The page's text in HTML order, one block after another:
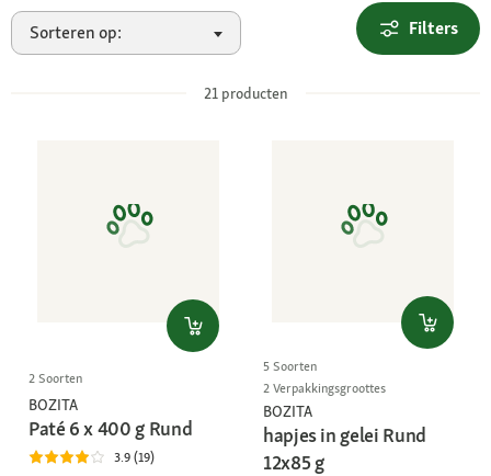
Sorteren op: Filters
21producten
2 Soorten
BOZITA
Paté 6 x 400 g Rund
3.9 (19)
5 Soorten
2 Verpakkingsgroottes
BOZITA
hapjes in gelei Rund
12x85 g